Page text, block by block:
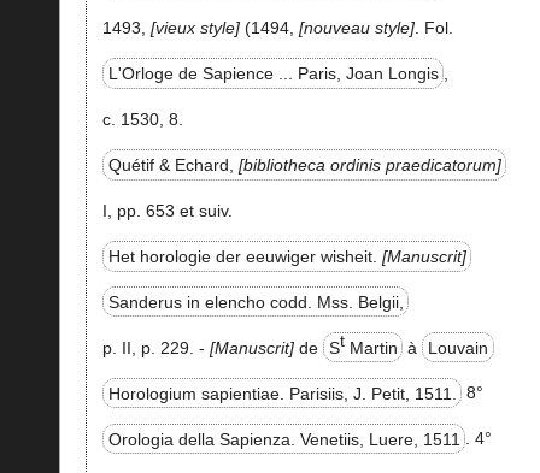
1493, vieux style (1494, nouveau style . Fol.
L'Orloge de Sapience ... Paris, Joan Longis
c. 1530, 8.
Quétif & Echard, bibliotheca ordinis praedicatorum
I, pp. 653 et suiv.
Het horologie der eeuwiger wisheit. Manuscrit
Sanderus in elencho codd. Mss. Belgii,
p. II, p. 229. - Manuscrit de St Martin à Louvain
Horologium sapientiae. Parisiis, J. Petit, 1511. 8°
Orologia della Sapienza. Venetiis, Luere, 1511 . 4°